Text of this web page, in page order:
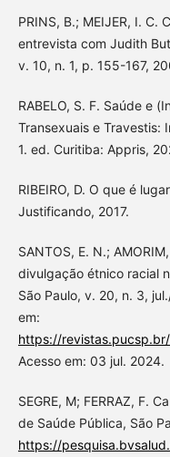
PRINS, B.; MEIJER, I. C.
entrevista com Judith
v. 10, n. 1, p. 155-167,
RABELO, S. F. Saúde e
Transexuais e Travestis:
1. ed. Curitiba: Appris,
RIBEIRO, D. O que é
Justificando, 2017.
SANTOS, E. N.;
divulgação étnico racial
São Paulo, v. 20, n. 3,
em:
https://
Acesso em: 03 jul. 2024.
SEGRE, M; FERRAZ, F.
de Saúde Pública, São
https://